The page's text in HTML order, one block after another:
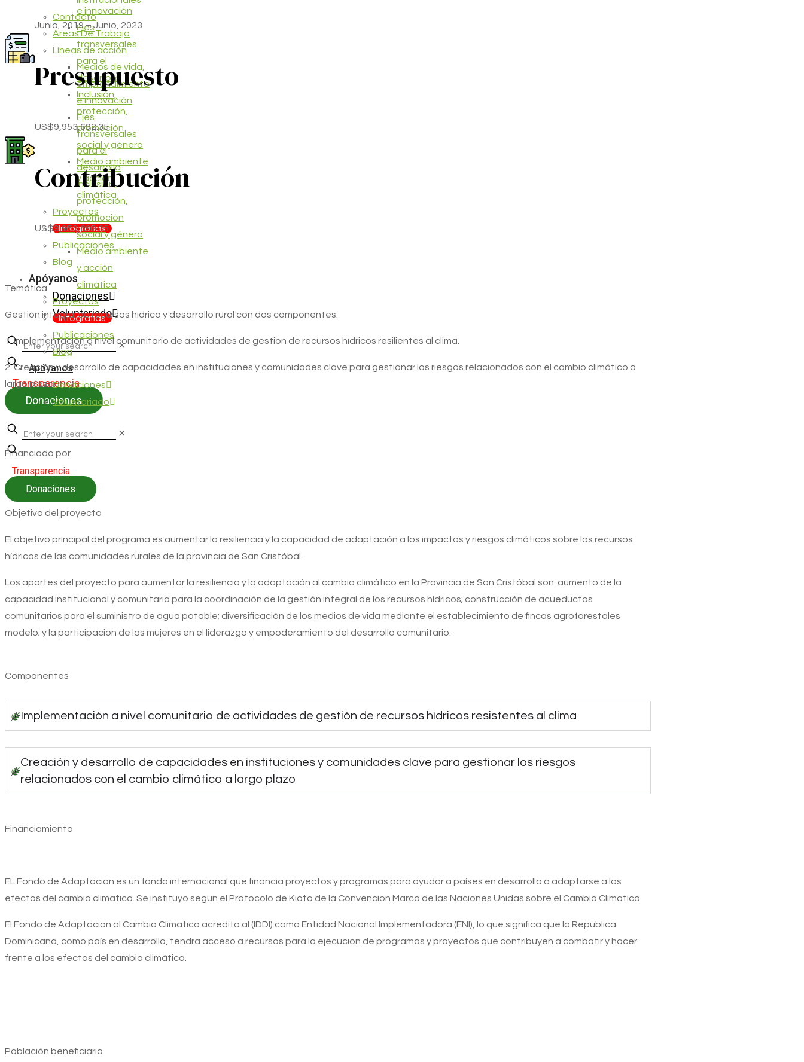
e innovación
Ejes
transversales
para el
desarrollo
Inclusión,
protección,
promoción
social y género
Medio ambiente
y acción
climática
Proyectos
Infografias
Publicaciones
Blog
Apóyanos
Donaciones
Voluntariado
✕
Transparencia
Donaciones
Contacto
Áreas De Trabajo
Líneas de acción
Medios de vida,
emprendimiento
e innovación
Ejes
transversales
para el
desarrollo
Inclusión,
protección,
promoción
social y género
Medio ambiente
y acción
climática
Proyectos
Infografias
Publicaciones
Blog
Apóyanos
Donaciones
Voluntariado
✕
Transparencia
Donaciones
Junio, 2019 – Junio, 2023
Presupuesto
US$9,953,692.35
Contribución
US$9,953,692.35
Temática
Gestión integral de recursos hídrico y desarrollo rural con dos componentes:
1. Implementación a nivel comunitario de actividades de gestión de recursos hídricos resilientes al clima.
2. Creación y desarrollo de capacidades en instituciones y comunidades clave para gestionar los riesgos relacionados con el cambio climático a
largo plazo.
Financiado por
Objetivo del proyecto
El objetivo principal del programa es aumentar la resiliencia y la capacidad de adaptación a los impactos y riesgos climáticos sobre los recursos
hídricos de las comunidades rurales de la provincia de San Cristóbal.
Los aportes del proyecto para aumentar la resiliencia y la adaptación al cambio climático en la Provincia de San Cristóbal son: aumento de la
capacidad institucional y comunitaria para la coordinación de la gestión integral de los recursos hídricos; construcción de acueductos
comunitarios para el suministro de agua potable; diversificación de los medios de vida mediante el establecimiento de fincas agroforestales
modelo; y la participación de las mujeres en el liderazgo y empoderamiento del desarrollo comunitario.
Componentes
Implementación a nivel comunitario de actividades de gestión de recursos hídricos resistentes al clima
Creación y desarrollo de capacidades en instituciones y comunidades clave para gestionar los riesgos
relacionados con el cambio climático a largo plazo
Financiamiento
EL Fondo de Adaptacion es un fondo internacional que financia proyectos y programas para ayudar a países en desarrollo a adaptarse a los
efectos del cambio climatico. Se instituyo segun el Protocolo de Kioto de la Convencion Marco de las Naciones Unidas sobre el Cambio Climatico.
El Fondo de Adaptacion al Cambio Climatico acredito al (IDDI) como Entidad Nacional Implementadora (ENI), lo que significa que la Republica
Dominicana, como país en desarrollo, tendra acceso a recursos para la ejecucion de programas y proyectos que contribuyen a combatir y hacer
frente a los efectos del cambio climático.
Población beneficiaria